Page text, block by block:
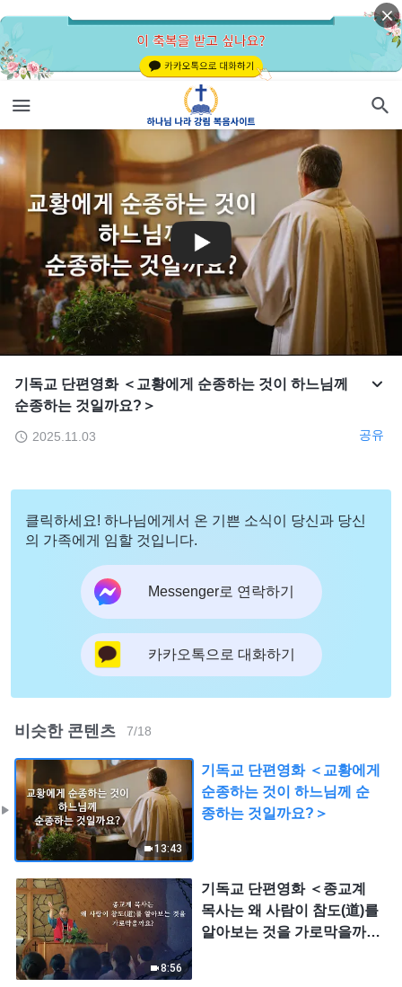
기독교 단편영화 ＜교황에게 순종하는 것이 하느님께
순종하는 것일까요?＞
2025.11.03 공유
클릭하세요! 하나님에게서 온 기쁜 소식이 당신과 당신
의 가족에게 임할 것입니다.
Messenger로 연락하기
카카오톡으로 대화하기
비슷한 콘텐츠 7/18
13:43
기독교 단편영화 ＜교황에게
순종하는 것이 하느님께 순
종하는 것일까요?＞
8:56
기독교 단편영화 ＜종교계
목사는 왜 사람이 참도(道)를
알아보는 것을 가로막을까